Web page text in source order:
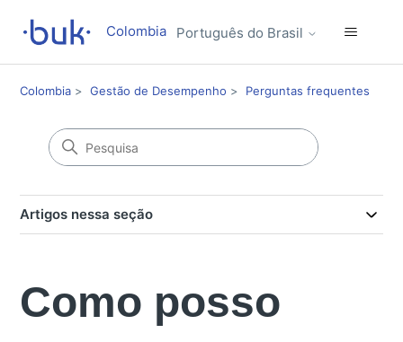
Colombia Português do Brasil
Colombia Gestão de Desempenho Perguntas frequentes
Artigos nessa seção
Como posso